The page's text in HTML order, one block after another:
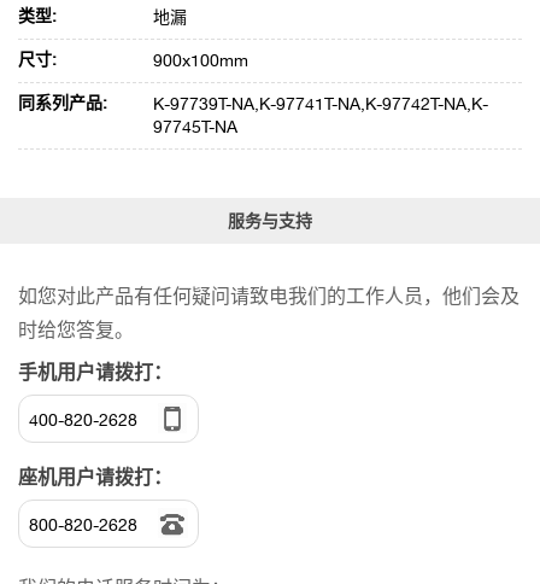
类型: 地漏
尺寸: 900x100mm
同系列产品:
K-97739T-NA,K-97741T-NA,K-97742T-NA,K-
97745T-NA
服务与支持
如您对此产品有任何疑问请致电我们的工作人员，他们会及
时给您答复。
手机用户请拨打：
400-820-2628
座机用户请拨打：
800-820-2628